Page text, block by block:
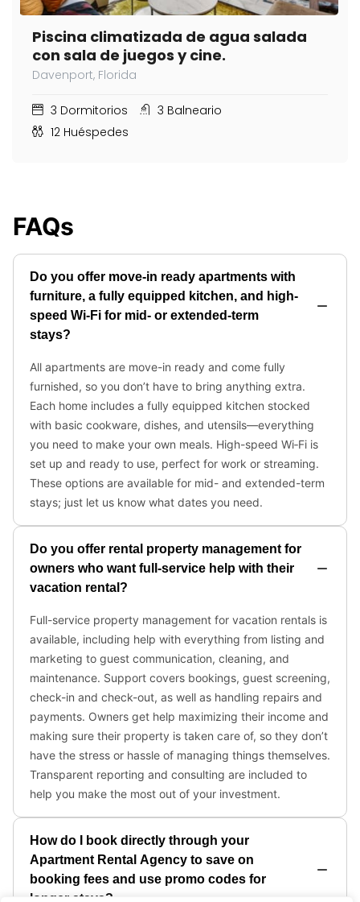
Piscina climatizada de agua salada
con sala de juegos y cine.
Davenport, Florida
3 Dormitorios 3 Balneario
12 Huéspedes